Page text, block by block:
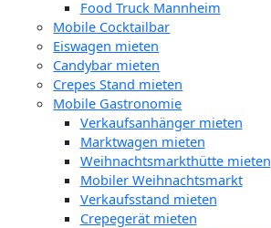
Food Truck Mannheim
Mobile Cocktailbar
Eiswagen mieten
Candybar mieten
Crepes Stand mieten
Mobile Gastronomie
Verkaufsanhänger mieten
Marktwagen mieten
Weihnachtsmarkthütte mieten
Mobiler Weihnachtsmarkt
Verkaufsstand mieten
Crepegerät mieten